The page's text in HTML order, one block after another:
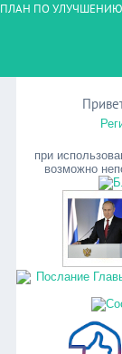
ПЛАН ПО
при
возможно